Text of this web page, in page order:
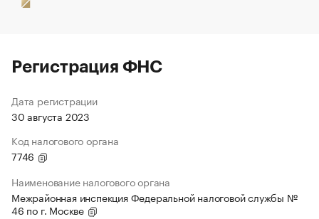
Регистрация ФНС
Дата регистрации
30 августа 2023
Код налогового органа
7746
Наименование налогового органа
Межрайонная инспекция Федеральной налоговой службы №
46 по г. Москве